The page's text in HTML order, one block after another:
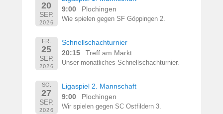
20
SEP.
2026
9:00
Plochingen
Wie spielen gegen SF Göppingen 2.
FR.
25
SEP.
2026
Schnellschachturnier
20:15
Treff am Markt
Unser monatliches Schnellschachturnier.
SO.
27
SEP.
2026
Ligaspiel 2. Mannschaft
9:00
Plochingen
Wir spielen gegen SC Ostfildern 3.